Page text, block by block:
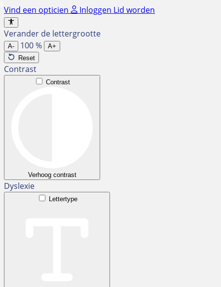
Ga
naar
de
inhoud
Vind een opticien Inloggen Lid worden
Verander de lettergrootte
A- 100%
A+
Reset
Contrast
Contrast
Verhoog contrast
Dyslexie
Lettertype